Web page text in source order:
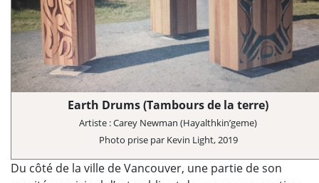
Earth Drums (Tambours de la terre)
Artiste : Carey Newman (Hayalthkin’geme)
Photo prise par Kevin Light, 2019
Du côté de la ville de Vancouver, une partie de son